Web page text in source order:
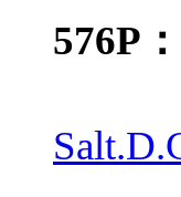
576P：